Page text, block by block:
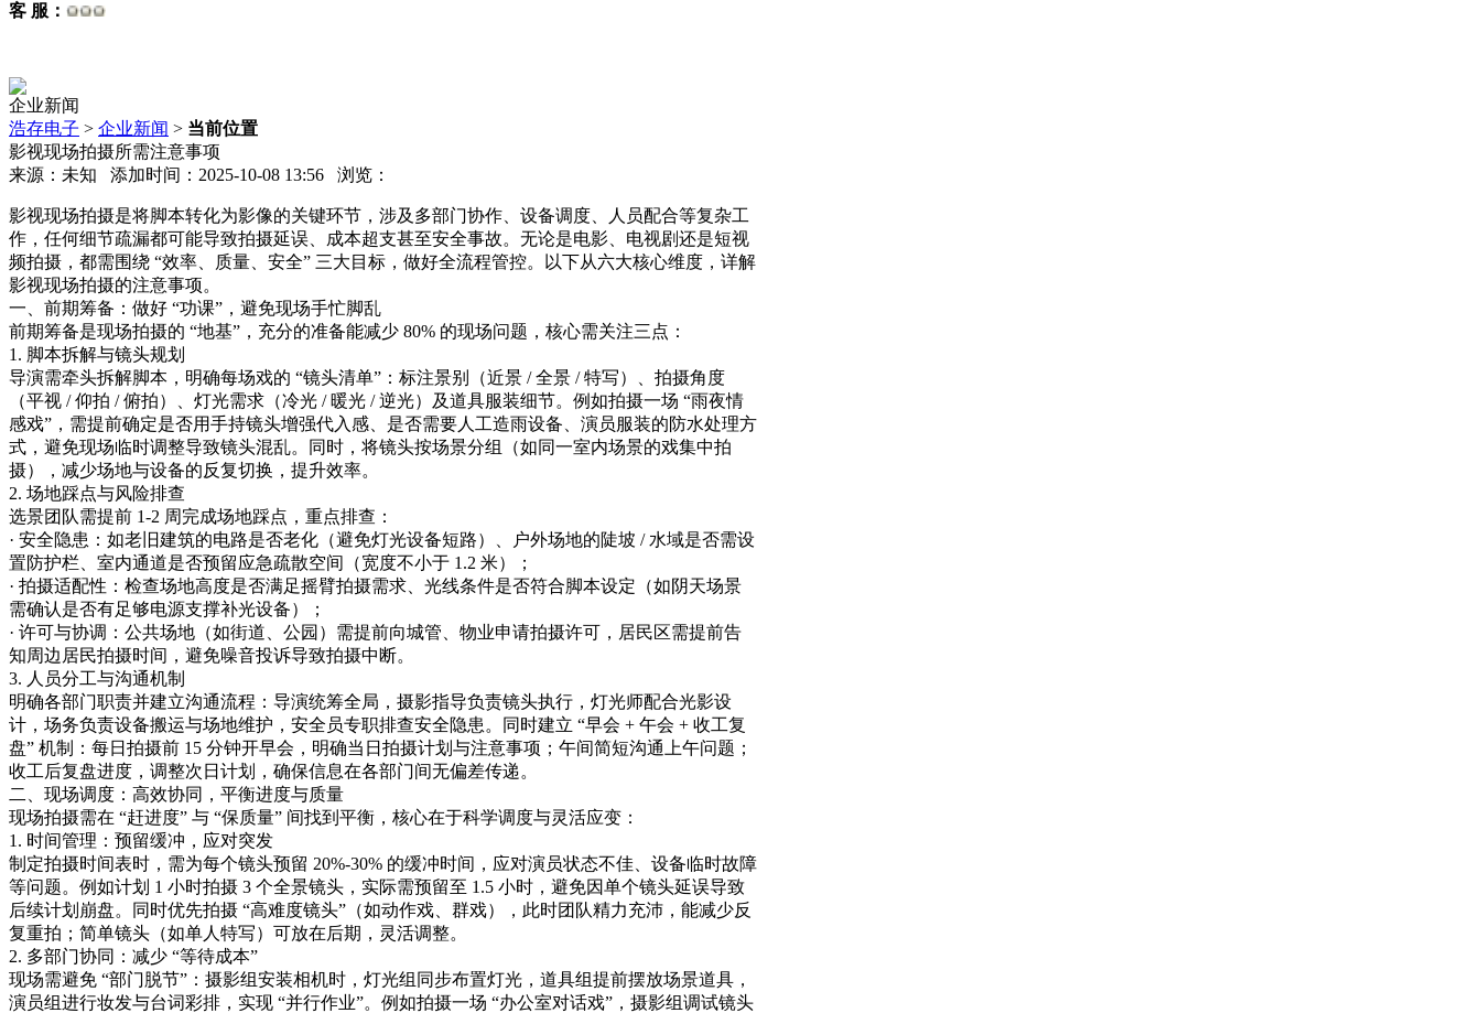
客 服：
企业新闻
浩存电子 > 企业新闻 > 当前位置
影视现场拍摄所需注意事项
来源：未知 添加时间：2025-10-08 13:56 浏览：
影视现场拍摄是将脚本转化为影像的关键环节，涉及多部门协作、设备调度、人员配合等复杂工
作，任何细节疏漏都可能导致拍摄延误、成本超支甚至安全事故。无论是电影、电视剧还是短视
频拍摄，都需围绕 “效率、质量、安全” 三大目标，做好全流程管控。以下从六大核心维度，详解
影视现场拍摄的注意事项。​
一、前期筹备：做好 “功课”，避免现场手忙脚乱​
前期筹备是现场拍摄的 “地基”，充分的准备能减少 80% 的现场问题，核心需关注三点：​
1. 脚本拆解与镜头规划​
导演需牵头拆解脚本，明确每场戏的 “镜头清单”：标注景别（近景 / 全景 / 特写）、拍摄角度
（平视 / 仰拍 / 俯拍）、灯光需求（冷光 / 暖光 / 逆光）及道具服装细节。例如拍摄一场 “雨夜情
感戏”，需提前确定是否用手持镜头增强代入感、是否需要人工造雨设备、演员服装的防水处理方
式，避免现场临时调整导致镜头混乱。同时，将镜头按场景分组（如同一室内场景的戏集中拍
摄），减少场地与设备的反复切换，提升效率。​
2. 场地踩点与风险排查​
选景团队需提前 1-2 周完成场地踩点，重点排查：​
· 安全隐患：如老旧建筑的电路是否老化（避免灯光设备短路）、户外场地的陡坡 / 水域是否需设
置防护栏、室内通道是否预留应急疏散空间（宽度不小于 1.2 米）；​
· 拍摄适配性：检查场地高度是否满足摇臂拍摄需求、光线条件是否符合脚本设定（如阴天场景
需确认是否有足够电源支撑补光设备）；​
· 许可与协调：公共场地（如街道、公园）需提前向城管、物业申请拍摄许可，居民区需提前告
知周边居民拍摄时间，避免噪音投诉导致拍摄中断。​
3. 人员分工与沟通机制​
明确各部门职责并建立沟通流程：导演统筹全局，摄影指导负责镜头执行，灯光师配合光影设
计，场务负责设备搬运与场地维护，安全员专职排查安全隐患。同时建立 “早会 + 午会 + 收工复
盘” 机制：每日拍摄前 15 分钟开早会，明确当日拍摄计划与注意事项；午间简短沟通上午问题；
收工后复盘进度，调整次日计划，确保信息在各部门间无偏差传递。​
二、现场调度：高效协同，平衡进度与质量​
现场拍摄需在 “赶进度” 与 “保质量” 间找到平衡，核心在于科学调度与灵活应变：​
1. 时间管理：预留缓冲，应对突发​
制定拍摄时间表时，需为每个镜头预留 20%-30% 的缓冲时间，应对演员状态不佳、设备临时故障
等问题。例如计划 1 小时拍摄 3 个全景镜头，实际需预留至 1.5 小时，避免因单个镜头延误导致
后续计划崩盘。同时优先拍摄 “高难度镜头”（如动作戏、群戏），此时团队精力充沛，能减少反
复重拍；简单镜头（如单人特写）可放在后期，灵活调整。​
2. 多部门协同：减少 “等待成本”​
现场需避免 “部门脱节”：摄影组安装相机时，灯光组同步布置灯光，道具组提前摆放场景道具，
演员组进行妆发与台词彩排，实现 “并行作业”。例如拍摄一场 “办公室对话戏”，摄影组调试镜头